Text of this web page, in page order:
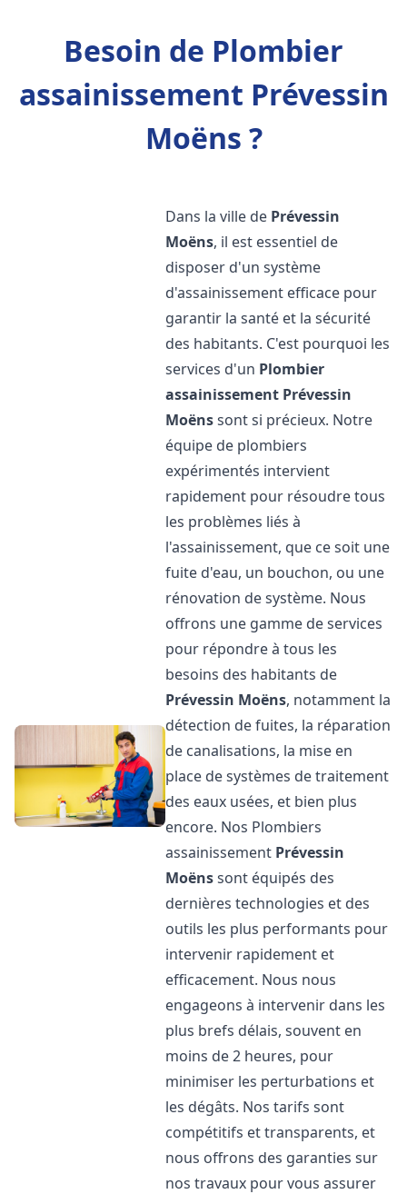
Besoin de Plombier
assainissement Prévessin
Moëns ?
Dans la ville de Prévessin
Moëns, il est essentiel de
disposer d'un système
d'assainissement efficace pour
garantir la santé et la sécurité
des habitants. C'est pourquoi les
services d'un Plombier
assainissement Prévessin
Moënssont si précieux. Notre
équipe de plombiers
expérimentés intervient
rapidement pour résoudre tous
les problèmes liés à
l'assainissement, que ce soit une
fuite d'eau, un bouchon, ou une
rénovation de système. Nous
offrons une gamme de services
pour répondre à tous les
besoins des habitants de
Prévessin Moëns, notamment la
détection de fuites, la réparation
de canalisations, la mise en
place de systèmes de traitement
des eaux usées, et bien plus
encore. Nos Plombiers
assainissement Prévessin
Moënssont équipés des
dernières technologies et des
outils les plus performants pour
intervenir rapidement et
efficacement. Nous nous
engageons à intervenir dans les
plus brefs délais, souvent en
moins de 2 heures, pour
minimiser les perturbations et
les dégâts. Nos tarifs sont
compétitifs et transparents, et
nous offrons des garanties sur
nos travaux pour vous assurer